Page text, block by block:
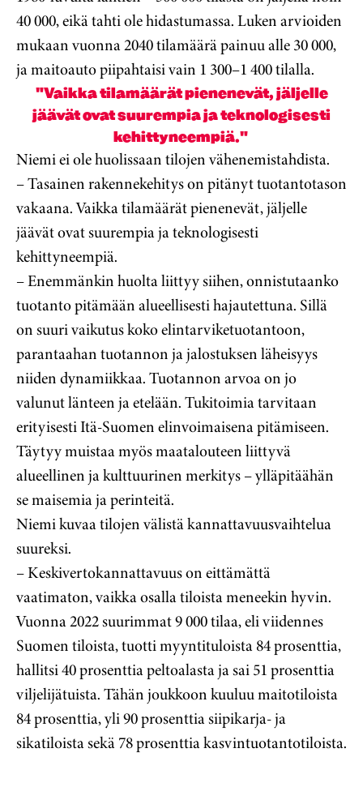
40 000, eikä tahti ole hidastumassa. Luken arvioiden
mukaan vuonna 2040 tilamäärä painuu alle 30 000,
ja maitoauto piipahtaisi vain 1 300–1 400 tilalla.
"Vaikka tilamäärät pienenevät, jäljelle
jäävät ovat suurempia ja teknologisesti
kehittyneempiä."
Niemi ei ole huolissaan tilojen vähenemistahdista.
– Tasainen rakennekehitys on pitänyt tuotantotason
vakaana. Vaikka tilamäärät pienenevät, jäljelle
jäävät ovat suurempia ja teknologisesti
kehittyneempiä.
– Enemmänkin huolta liittyy siihen, onnistutaanko
tuotanto pitämään alueellisesti hajautettuna. Sillä
on suuri vaikutus koko elintarviketuotantoon,
parantaahan tuotannon ja jalostuksen läheisyys
niiden dynamiikkaa. Tuotannon arvoa on jo
valunut länteen ja etelään. Tukitoimia tarvitaan
erityisesti Itä-Suomen elinvoimaisena pitämiseen.
Täytyy muistaa myös maatalouteen liittyvä
alueellinen ja kulttuurinen merkitys – ylläpitäähän
se maisemia ja perinteitä.
Niemi kuvaa tilojen välistä kannattavuusvaihtelua
suureksi.
– Keskivertokannattavuus on eittämättä
vaatimaton, vaikka osalla tiloista meneekin hyvin.
Vuonna 2022 suurimmat 9 000 tilaa, eli viidennes
Suomen tiloista, tuotti myyntituloista 84 prosenttia,
hallitsi 40 prosenttia peltoalasta ja sai 51 prosenttia
viljelijätuista. Tähän joukkoon kuuluu maitotiloista
84 prosenttia, yli 90 prosenttia siipikarja- ja
sikatiloista sekä 78 prosenttia kasvintuotantotiloista.